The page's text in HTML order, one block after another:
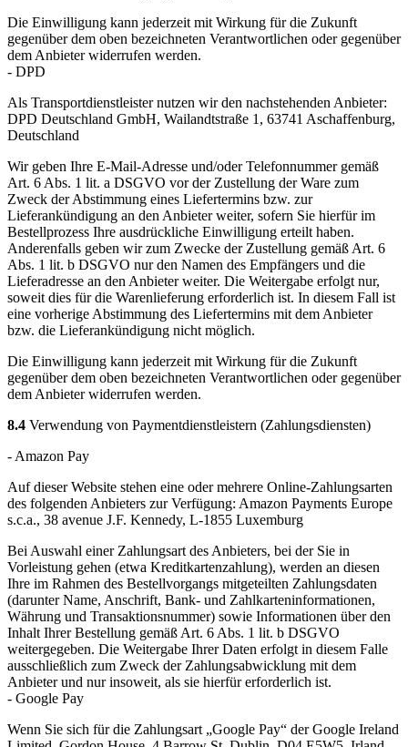
Die Einwilligung kann jederzeit mit Wirkung für die Zukunft
gegenüber dem oben bezeichneten Verantwortlichen oder gegenüber
dem Anbieter widerrufen werden.
- DPD
Als Transportdienstleister nutzen wir den nachstehenden Anbieter:
DPD Deutschland GmbH, Wailandtstraße 1, 63741 Aschaffenburg,
Deutschland
Wir geben Ihre E-Mail-Adresse und/oder Telefonnummer gemäß
Art. 6 Abs. 1 lit. a DSGVO vor der Zustellung der Ware zum
Zweck der Abstimmung eines Liefertermins bzw. zur
Lieferankündigung an den Anbieter weiter, sofern Sie hierfür im
Bestellprozess Ihre ausdrückliche Einwilligung erteilt haben.
Anderenfalls geben wir zum Zwecke der Zustellung gemäß Art. 6
Abs. 1 lit. b DSGVO nur den Namen des Empfängers und die
Lieferadresse an den Anbieter weiter. Die Weitergabe erfolgt nur,
soweit dies für die Warenlieferung erforderlich ist. In diesem Fall ist
eine vorherige Abstimmung des Liefertermins mit dem Anbieter
bzw. die Lieferankündigung nicht möglich.
Die Einwilligung kann jederzeit mit Wirkung für die Zukunft
gegenüber dem oben bezeichneten Verantwortlichen oder gegenüber
dem Anbieter widerrufen werden.
8.4 Verwendung von Paymentdienstleistern (Zahlungsdiensten)
- Amazon Pay
Auf dieser Website stehen eine oder mehrere Online-Zahlungsarten
des folgenden Anbieters zur Verfügung: Amazon Payments Europe
s.c.a., 38 avenue J.F. Kennedy, L-1855 Luxemburg
Bei Auswahl einer Zahlungsart des Anbieters, bei der Sie in
Vorleistung gehen (etwa Kreditkartenzahlung), werden an diesen
Ihre im Rahmen des Bestellvorgangs mitgeteilten Zahlungsdaten
(darunter Name, Anschrift, Bank- und Zahlkarteninformationen,
Währung und Transaktionsnummer) sowie Informationen über den
Inhalt Ihrer Bestellung gemäß Art. 6 Abs. 1 lit. b DSGVO
weitergegeben. Die Weitergabe Ihrer Daten erfolgt in diesem Falle
ausschließlich zum Zweck der Zahlungsabwicklung mit dem
Anbieter und nur insoweit, als sie hierfür erforderlich ist.
- Google Pay
Wenn Sie sich für die Zahlungsart „Google Pay“ der Google Ireland